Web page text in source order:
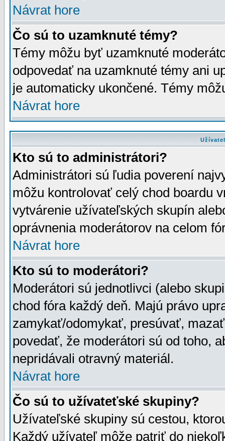
Návrat hore
Čo sú to uzamknuté témy?
Témy môžu byť uzamknuté
odpovedať na uzamknuté témy ani
je automaticky ukončené. Témy
Návrat hore
Kto sú to administrátori?
Administrátori sú ľudia poverení
môžu kontrolovať celý chod boardu
vytvárenie užívateľských skupín
oprávnenia moderátorov na celom
Návrat hore
Kto sú to moderátori?
Moderátori sú jednotlivci (alebo
chod fóra každý deň. Majú právo
zamykať/odomykať, presúvať,
povedať, že moderátori sú od toho,
nepridávali otravný materiál.
Návrat hore
Čo sú to užívateťské skupiny?
Užívateľské skupiny sú cestou,
Každý užívateľ môže patriť do